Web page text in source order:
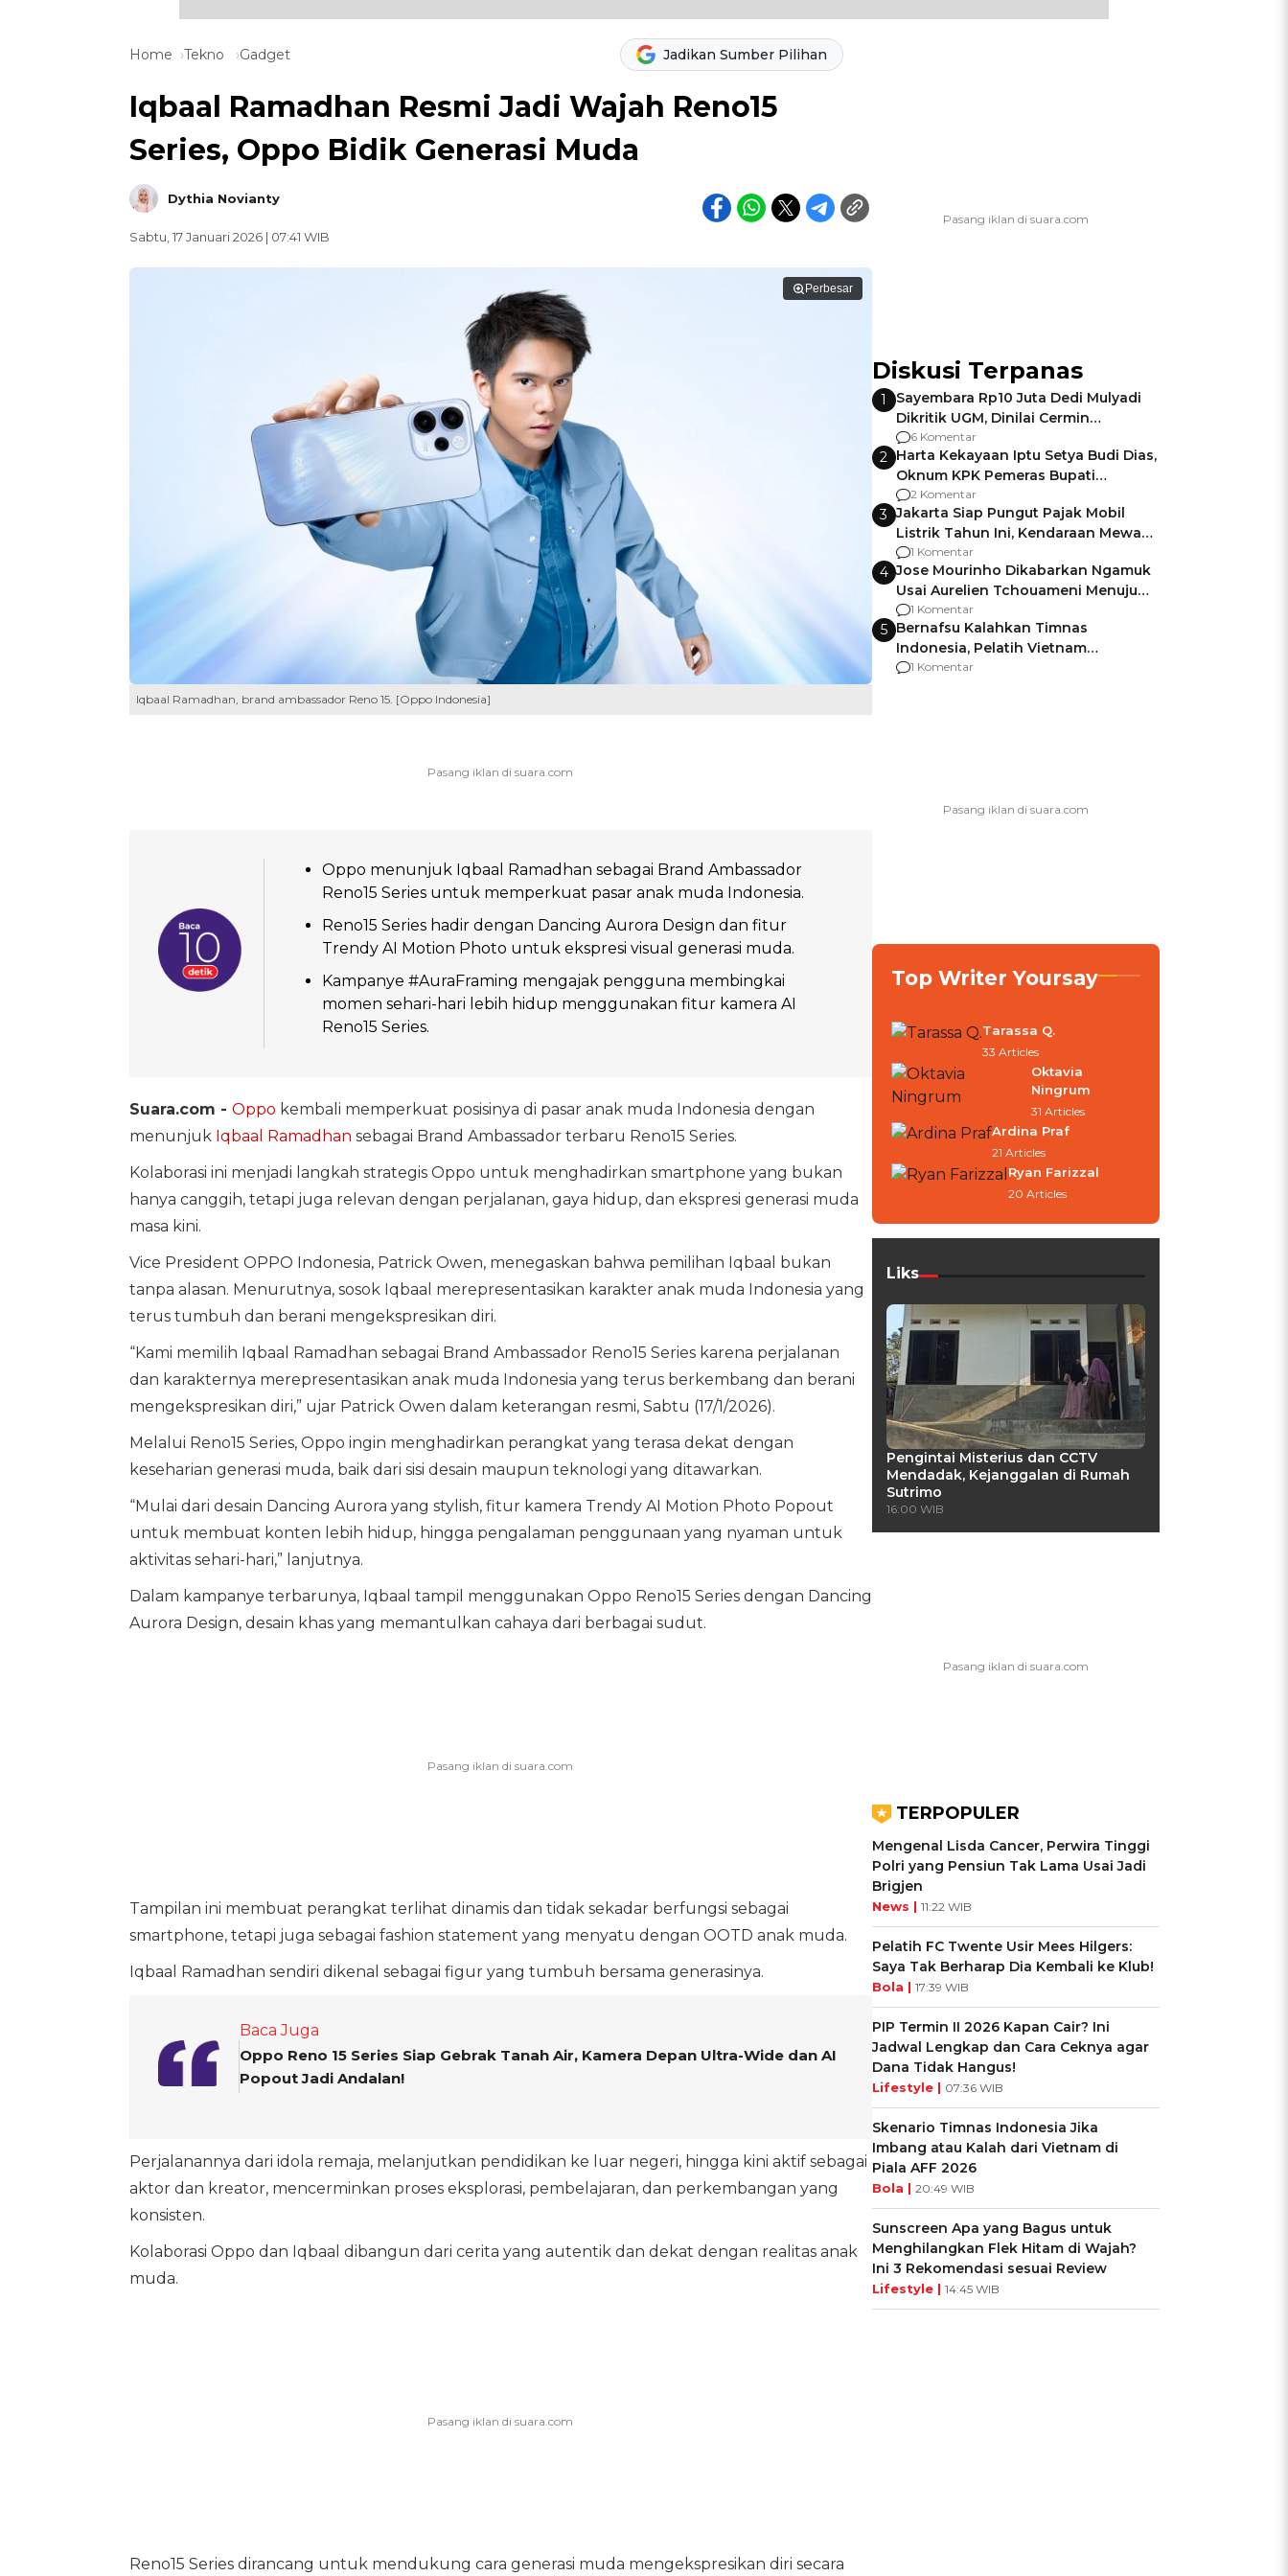
Home Tekno Gadget Jadikan Sumber Pilihan
Iqbaal Ramadhan Resmi Jadi Wajah Reno15
Series, Oppo Bidik Generasi Muda
Dythia Novianty
Sabtu, 17 Januari 2026 | 07:41 WIB
Perbesar
Iqbaal Ramadhan, brand ambassador Reno 15. [Oppo Indonesia]
Oppo menunjuk Iqbaal Ramadhan sebagai Brand Ambassador
Reno15 Series untuk memperkuat pasar anak muda Indonesia.
Reno15 Series hadir dengan Dancing Aurora Design dan fitur
Trendy AI Motion Photo untuk ekspresi visual generasi muda.
Kampanye #AuraFraming mengajak pengguna membingkai
momen sehari-hari lebih hidup menggunakan fitur kamera AI
Reno15 Series.
Suara.com - Oppo kembali memperkuat posisinya di pasar anak muda Indonesia dengan
menunjuk Iqbaal Ramadhan sebagai Brand Ambassador terbaru Reno15 Series.
Kolaborasi ini menjadi langkah strategis Oppo untuk menghadirkan smartphone yang bukan
hanya canggih, tetapi juga relevan dengan perjalanan, gaya hidup, dan ekspresi generasi muda
masa kini.
Vice President OPPO Indonesia, Patrick Owen, menegaskan bahwa pemilihan Iqbaal bukan
tanpa alasan. Menurutnya, sosok Iqbaal merepresentasikan karakter anak muda Indonesia yang
terus tumbuh dan berani mengekspresikan diri.
“Kami memilih Iqbaal Ramadhan sebagai Brand Ambassador Reno15 Series karena perjalanan
dan karakternya merepresentasikan anak muda Indonesia yang terus berkembang dan berani
mengekspresikan diri,” ujar Patrick Owen dalam keterangan resmi, Sabtu (17/1/2026).
Melalui Reno15 Series, Oppo ingin menghadirkan perangkat yang terasa dekat dengan
keseharian generasi muda, baik dari sisi desain maupun teknologi yang ditawarkan.
“Mulai dari desain Dancing Aurora yang stylish, fitur kamera Trendy AI Motion Photo Popout
untuk membuat konten lebih hidup, hingga pengalaman penggunaan yang nyaman untuk
aktivitas sehari-hari,” lanjutnya.
Dalam kampanye terbarunya, Iqbaal tampil menggunakan Oppo Reno15 Series dengan Dancing
Aurora Design, desain khas yang memantulkan cahaya dari berbagai sudut.
Tampilan ini membuat perangkat terlihat dinamis dan tidak sekadar berfungsi sebagai
smartphone, tetapi juga sebagai fashion statement yang menyatu dengan OOTD anak muda.
Iqbaal Ramadhan sendiri dikenal sebagai figur yang tumbuh bersama generasinya.
Baca Juga
Oppo Reno 15 Series Siap Gebrak Tanah Air, Kamera Depan Ultra-Wide dan AI
Popout Jadi Andalan!
Perjalanannya dari idola remaja, melanjutkan pendidikan ke luar negeri, hingga kini aktif sebagai
aktor dan kreator, mencerminkan proses eksplorasi, pembelajaran, dan perkembangan yang
konsisten.
Kolaborasi Oppo dan Iqbaal dibangun dari cerita yang autentik dan dekat dengan realitas anak
muda.
Reno15 Series dirancang untuk mendukung cara generasi muda mengekspresikan diri secara
Diskusi Terpanas
1
Sayembara Rp10 Juta Dedi Mulyadi
Dikritik UGM, Dinilai Cermin
Gagalnya Negara Jamin Keamanan
6 Komentar
2 Harta Kekayaan Iptu Setya Budi Dias,
Oknum KPK Pemeras Bupati
Pemalang
2 Komentar
3 Jakarta Siap Pungut Pajak Mobil
Listrik Tahun Ini, Kendaraan Mewah
Kena hingga 75% PKB
1 Komentar
4 Jose Mourinho Dikabarkan Ngamuk
Usai Aurelien Tchouameni Menuju
Manchester United
1 Komentar
5 Bernafsu Kalahkan Timnas
Indonesia, Pelatih Vietnam
Berencana Pakai Jimat di Pakansari
1 Komentar
Top Writer Yoursay
Tarassa Q.
33 Articles
Oktavia
Ningrum
31 Articles
Ardina Praf
21 Articles
Ryan Farizzal
20 Articles
Liks
Pengintai Misterius dan CCTV
Mendadak, Kejanggalan di Rumah
Sutrimo
16:00 WIB
TERPOPULER
Mengenal Lisda Cancer, Perwira Tinggi
Polri yang Pensiun Tak Lama Usai Jadi
Brigjen
News | 11:22 WIB
Pelatih FC Twente Usir Mees Hilgers:
Saya Tak Berharap Dia Kembali ke Klub!
Bola | 17:39 WIB
PIP Termin II 2026 Kapan Cair? Ini
Jadwal Lengkap dan Cara Ceknya agar
Dana Tidak Hangus!
Lifestyle | 07:36 WIB
Skenario Timnas Indonesia Jika
Imbang atau Kalah dari Vietnam di
Piala AFF 2026
Bola | 20:49 WIB
Sunscreen Apa yang Bagus untuk
Menghilangkan Flek Hitam di Wajah?
Ini 3 Rekomendasi sesuai Review
Lifestyle | 14:45 WIB